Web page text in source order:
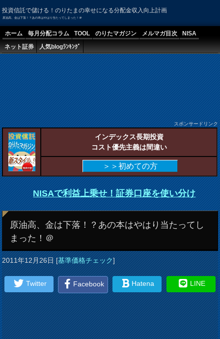
投資信託で儲ける！のりたまの幸せになる分配金収入向上計画
原油高、金は下落！？あの本はやはり当たってしまった！＠
ホーム 毎月分配コラム TOOL のりたマガジン メルマガ目次
NISA
ネット証券
人気blogﾗﾝｷﾝｸﾞ
スポンサードリンク
インデックス長期投資
コスト優先主義は間違い
＞＞初めての方
NISAで利益上乗せ！証券口座を使い分け
原油高、金は下落！？あの本はやはり当たってし
まった！＠
2011年12月26日[基準価格チェック]
Twitter Facebook Hatena LINE